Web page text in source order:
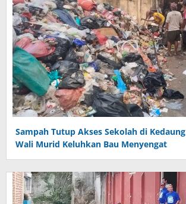
Sampah Tutup Akses Sekolah di
Wali Murid Keluhkan Bau Menyengat